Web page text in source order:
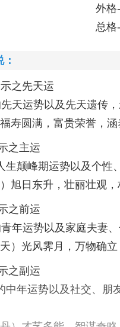
外格
总格
之先天运
先天运势以及先天遗传
寿圆满，富贵荣誉，
之主运
生颠峰期运势以及个
旭日东升，壮丽壮观
之前运
青年运势以及家庭夫妻
天）光风霁月，万物确
之副运
中年运势以及社交、